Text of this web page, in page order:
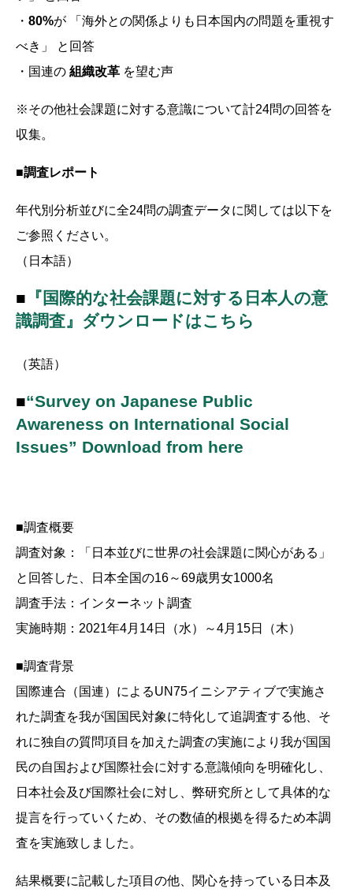
・ 80%が 「海外との関係よりも日本国内の問題を重視す
べき」 と回答
・国連の 組織改革 を望む声
※その他社会課題に対する意識について計24問の回答を
収集。
■調査レポート
年代別分析並びに全24問の調査データに関しては以下を
ご参照ください。
（日本語）
■ 『国際的な社会課題に対する日本人の意
識調査』ダウンロードはこちら
（英語）
■“Survey on Japanese Public
Awareness on International Social
Issues” Download from here
■調査概要
調査対象：「日本並びに世界の社会課題に関心がある」
と回答した、日本全国の16～69歳男女1000名
調査手法：インターネット調査
実施時期：2021年4月14日（水）～4月15日（木）
■調査背景
国際連合（国連）によるUN75イニシアティブで実施さ
れた調査を我が国国民対象に特化して追調査する他、そ
れに独自の質問項目を加えた調査の実施により我が国国
民の自国および国際社会に対する意識傾向を明確化し、
日本社会及び国際社会に対し、弊研究所として具体的な
提言を行っていくため、その数値的根拠を得るため本調
査を実施致しました。
結果概要に記載した項目の他、関心を持っている日本及